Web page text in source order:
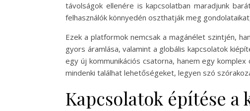
távolságok ellenére is kapcsolatban maradjunk
felhasználók könnyedén oszthatják meg
Ezek a platformok nemcsak a magánélet szintjén,
gyors áramlása, valamint a globális kapcsolatok
egy új kommunikációs csatorna, hanem egy
mindenki találhat lehetőségeket, legyen szó
Kapcsolatok építése a